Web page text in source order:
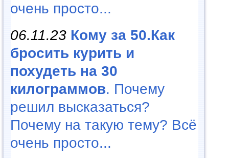
очень просто...
06.11.23 Кому за 50.Как
бросить курить и
похудеть на 30
килограммов. Почему
решил высказаться?
Почему на такую тему? Всё
очень просто...